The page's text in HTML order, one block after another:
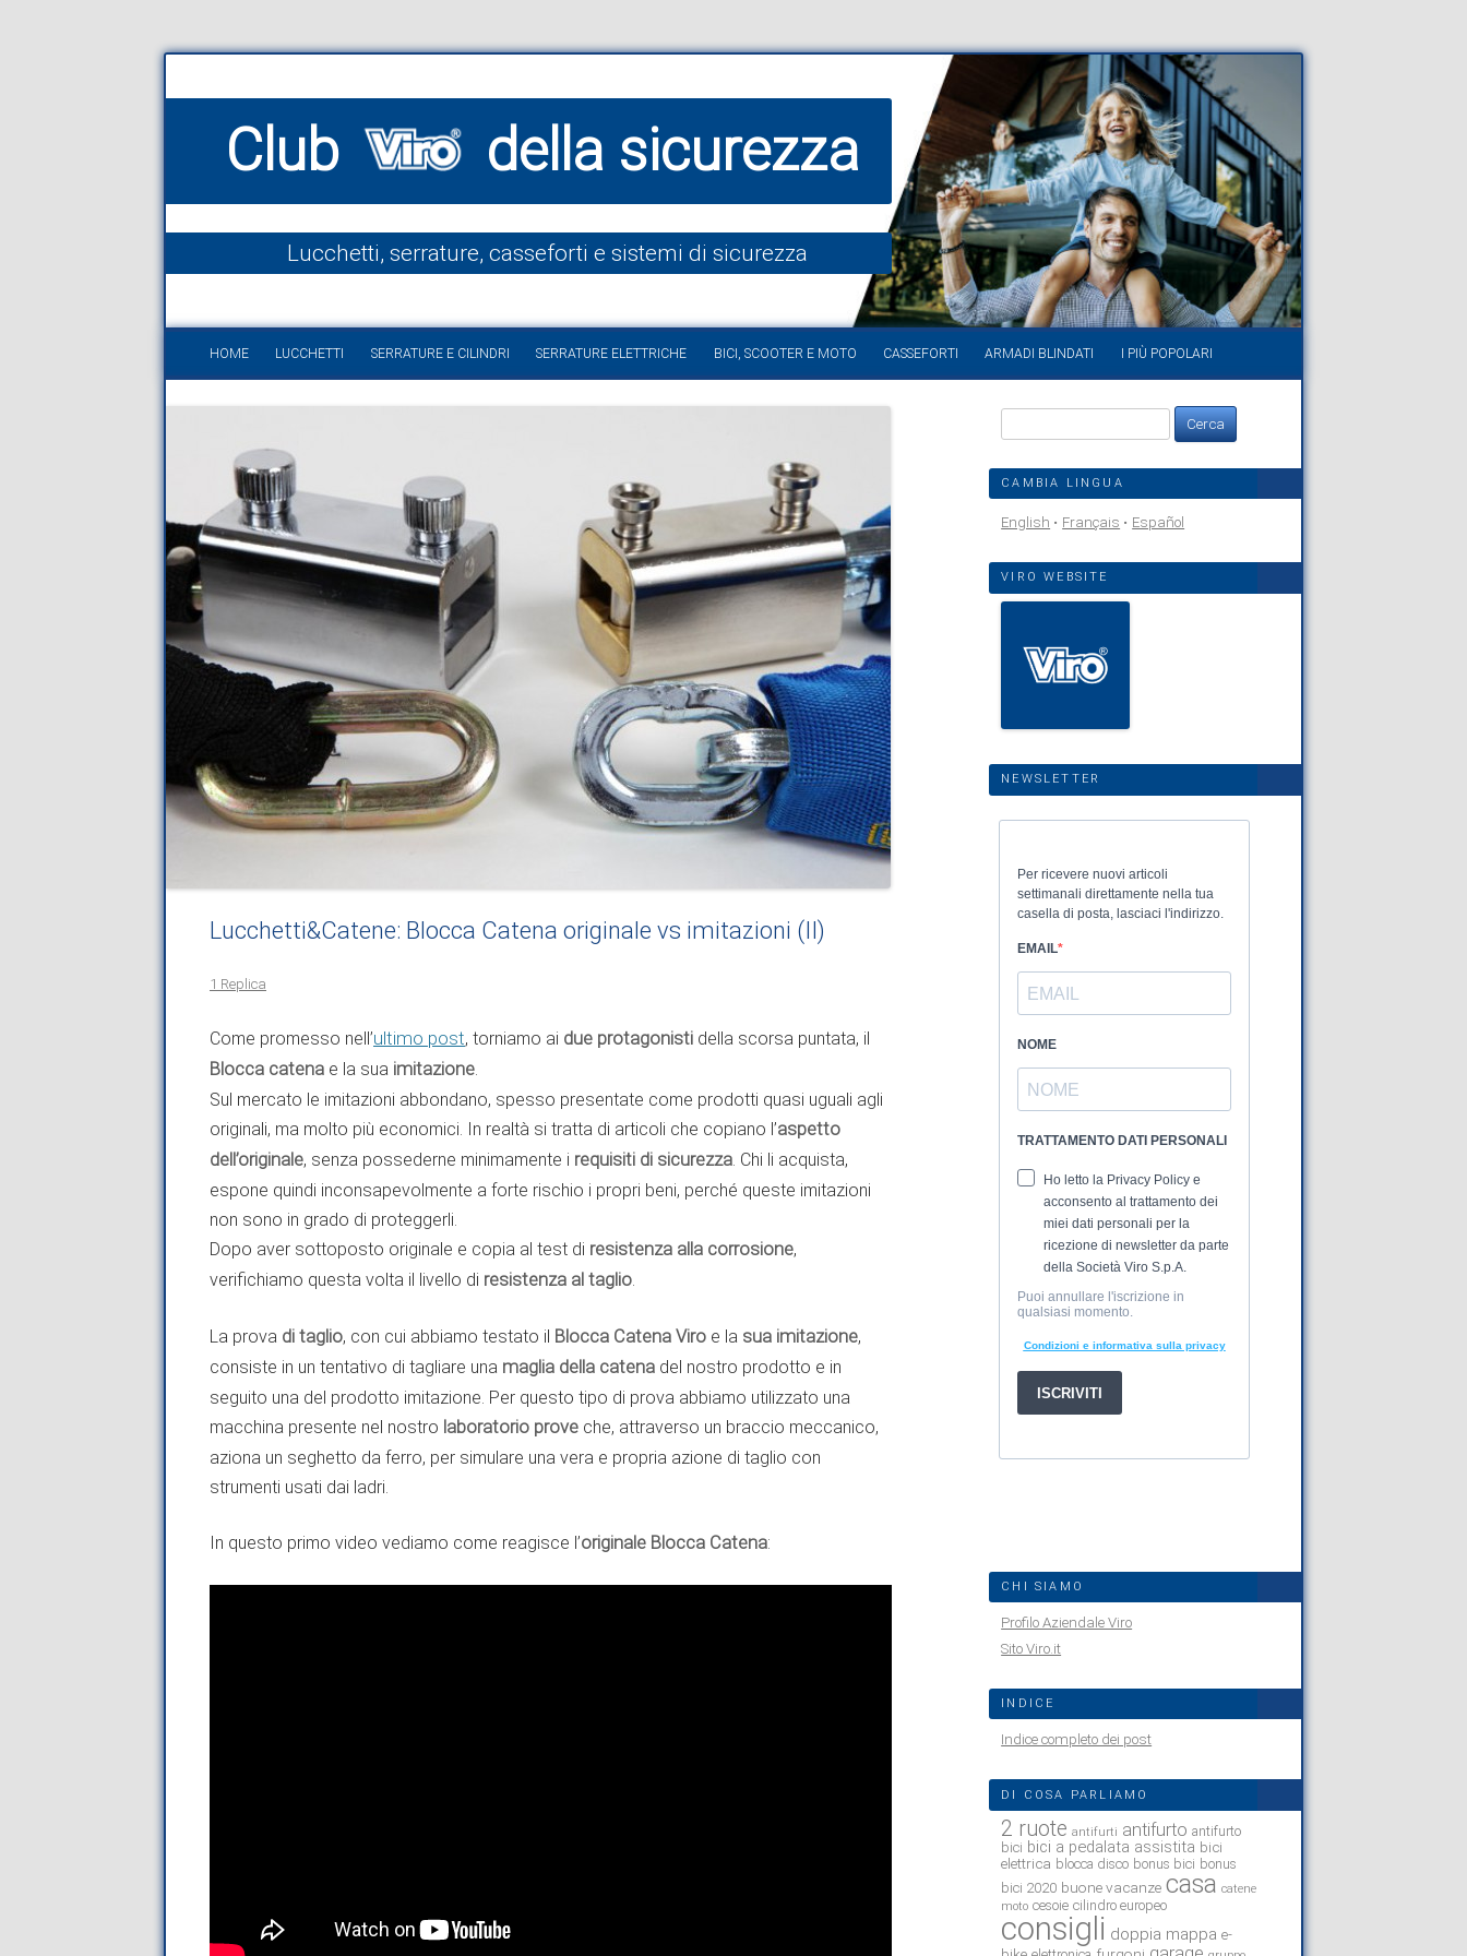
Club della sicurezza
Lucchetti, serrature, casseforti e sistemi di sicurezza
HOME LUCCHETTI SERRATURE E CILINDRI SERRATURE ELETTRICHE BICI, SCOOTER E MOTO CASSEFORTI ARMADI BLINDATI I PIÙ POPOLARI
Lucchetti&Catene: Blocca Catena originale vs imitazioni (II)
1 Replica
Come promesso nell’ultimo post, torniamo ai due protagonisti della scorsa puntata, il
Blocca catena e la sua imitazione.
Sul mercato le imitazioni abbondano, spesso presentate come prodotti quasi uguali agli
originali, ma molto più economici. In realtà si tratta di articoli che copiano l’aspetto
dell’originale, senza possederne minimamente i requisiti di sicurezza. Chi li acquista,
espone quindi inconsapevolmente a forte rischio i propri beni, perché queste imitazioni
non sono in grado di proteggerli.
Dopo aver sottoposto originale e copia al test di resistenza alla corrosione,
verifichiamo questa volta il livello di resistenza al taglio.
La prova di taglio, con cui abbiamo testato il Blocca Catena Viro e la sua imitazione,
consiste in un tentativo di tagliare una maglia della catena del nostro prodotto e in
seguito una del prodotto imitazione. Per questo tipo di prova abbiamo utilizzato una
macchina presente nel nostro laboratorio prove che, attraverso un braccio meccanico,
aziona un seghetto da ferro, per simulare una vera e propria azione di taglio con
strumenti usati dai ladri.
In questo primo video vediamo come reagisce l’originale Blocca Catena:
per:
CAMBIA LINGUA
English Français Español
VIRO WEBSITE
NEWSLETTER
CHI SIAMO
Profilo Aziendale Viro
Sito Viro.it
INDICE
Indice completo dei post
DI COSA PARLIAMO
2 ruote antifurti antifurto antifurto
bici bici a pedalata assistita bici
elettrica blocca disco bonus bici bonus
bici 2020 buone vacanze casa catene
moto cesoie cilindro europeo
consigli doppia mappa e-